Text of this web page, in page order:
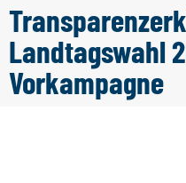
Landtagswahl
Vorkampagne